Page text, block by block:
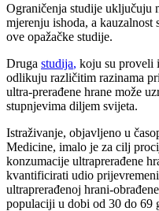
Ograničenja studije uključuju
mjerenju ishoda, a kauzalnost
ove opažačke studije.
Druga studija, koju su proveli
odlikuju različitim razinama
ultra-prerađene hrane može
stupnjevima diljem svijeta.
Istraživanje, objavljeno u
Medicine, imalo je za cilj
konzumacije ultraprerađene
kvantificirati udio
ultraprerađenoj hrani-
populaciji u dobi od 30 do 69